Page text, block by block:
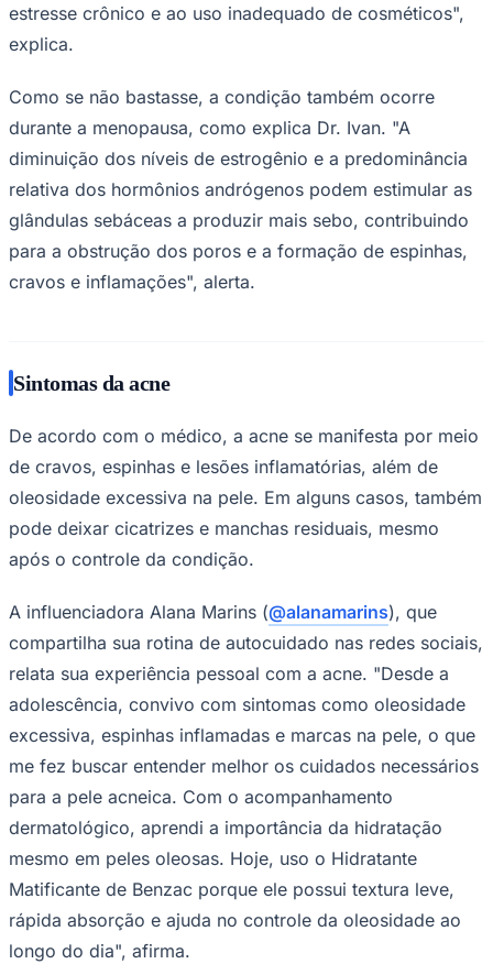
Palmeiras
estresse crônico e ao uso inadequado de cosméticos",
explica.
Como se não bastasse, a condição também ocorre
durante a menopausa, como explica Dr. Ivan. "A
diminuição dos níveis de estrogênio e a predominância
relativa dos hormônios andrógenos podem estimular as
glândulas sebáceas a produzir mais sebo, contribuindo
para a obstrução dos poros e a formação de espinhas,
cravos e inflamações", alerta.
Sintomas da acne
De acordo com o médico, a acne se manifesta por meio
de cravos, espinhas e lesões inflamatórias, além de
oleosidade excessiva na pele. Em alguns casos, também
pode deixar cicatrizes e manchas residuais, mesmo
após o controle da condição.
A influenciadora Alana Marins (@alanamarins), que
compartilha sua rotina de autocuidado nas redes sociais,
relata sua experiência pessoal com a acne. "Desde a
adolescência, convivo com sintomas como oleosidade
excessiva, espinhas inflamadas e marcas na pele, o que
me fez buscar entender melhor os cuidados necessários
para a pele acneica. Com o acompanhamento
dermatológico, aprendi a importância da hidratação
mesmo em peles oleosas. Hoje, uso o Hidratante
Matificante de Benzac porque ele possui textura leve,
rápida absorção e ajuda no controle da oleosidade ao
longo do dia", afirma.